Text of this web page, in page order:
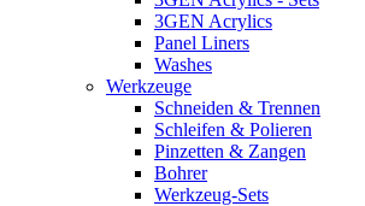
3GEN Acrylics
Panel Liners
Washes
Werkzeuge
Schneiden & Trennen
Schleifen & Polieren
Pinzetten & Zangen
Bohrer
Werkzeug-Sets